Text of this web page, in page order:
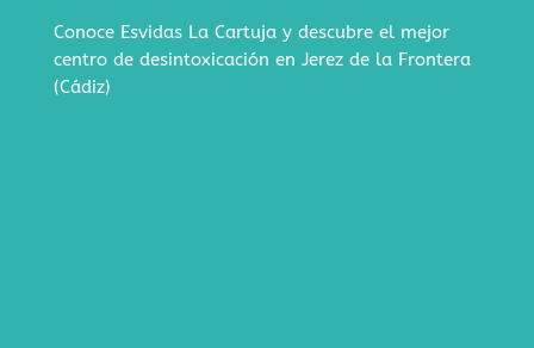
Conoce Esvidas La Cartuja y descubre el mejor
centro de desintoxicación en Jerez de la Frontera
(Cádiz)